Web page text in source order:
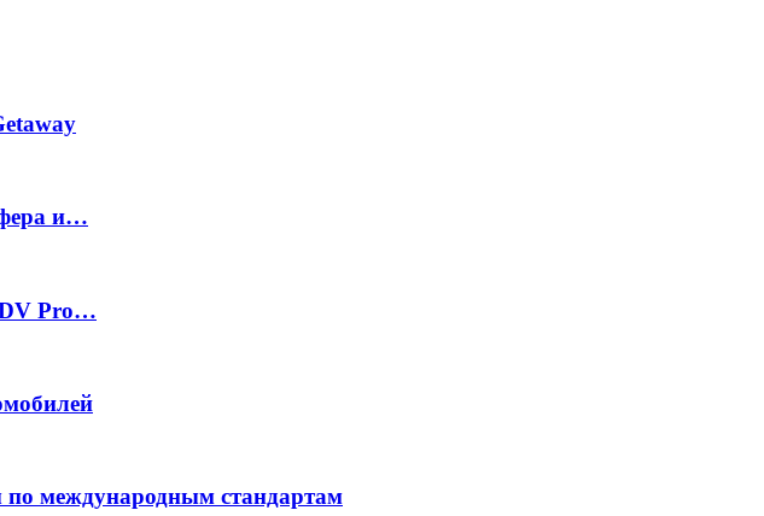
и…
Pro…
по международным стандартам